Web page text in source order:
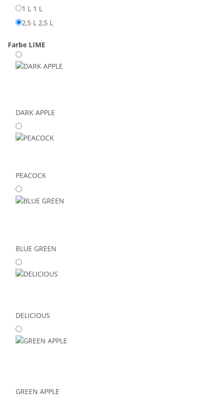
1 L 1 L
2,5 L 2,5 L
Farbe LIME
DARK APPLE
PEACOCK
BLUE GREEN
DELICIOUS
GREEN APPLE